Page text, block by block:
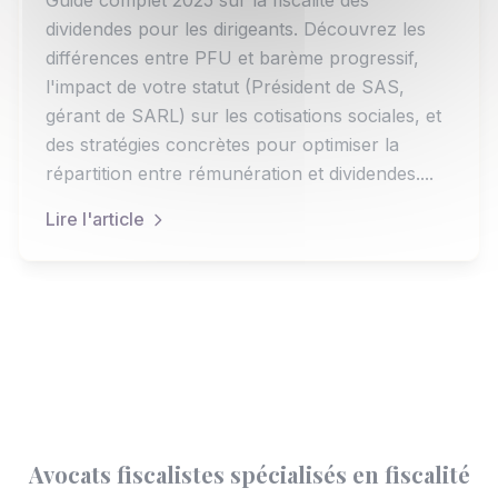
dividendes pour les dirigeants. Découvrez les
différences entre PFU et barème progressif,
l'impact de votre statut (Président de SAS,
gérant de SARL) sur les cotisations sociales, et
des stratégies concrètes pour optimiser la
répartition entre rémunération et dividendes....
Lire l'article
Avocats fiscalistes spécialisés en fiscalité